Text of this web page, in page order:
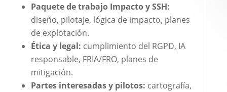
Paquete de trabajo Impacto y SSH:
diseño, pilotaje, lógica de impacto, planes
de explotación.
Ética y legal: cumplimiento del RGPD, IA
responsable, FRIA/FRO, planes de
mitigación.
Partes interesadas y pilotos: cartografía,